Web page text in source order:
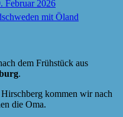
Februar 2026
mit Öland
dem Frühstück aus
.
kommen wir nach
die Oma.